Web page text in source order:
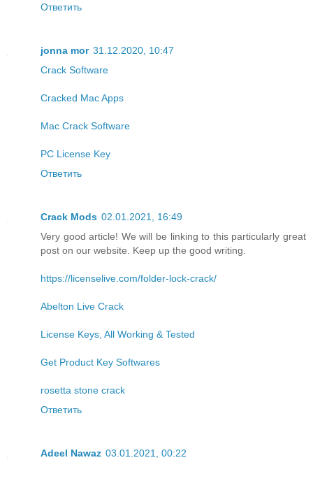
Ответить
jonna mor 31.12.2020, 10:47
Crack Software
Cracked Mac Apps
Mac Crack Software
PC License Key
Ответить
Crack Mods 02.01.2021, 16:49
Very good article! We will be linking to this particularly great
post on our website. Keep up the good writing.
https://licenselive.com/folder-lock-crack/
Abelton Live Crack
License Keys, All Working & Tested
Get Product Key Softwares
rosetta stone crack
Ответить
Adeel Nawaz 03.01.2021, 00:22